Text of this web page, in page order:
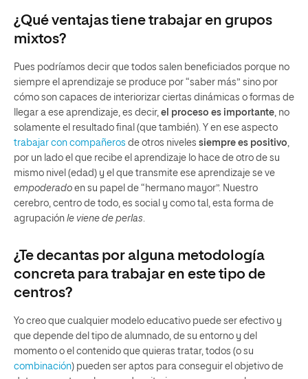
¿Qué ventajas tiene trabajar en grupos
mixtos?
Pues podríamos decir que todos salen beneficiados porque no
siempre el aprendizaje se produce por “saber más” sino por
cómo son capaces de interiorizar ciertas dinámicas o formas de
llegar a ese aprendizaje, es decir, el proceso es importante, no
solamente el resultado final (que también). Y en ese aspecto
trabajar con compañeros de otros niveles siempre es positivo,
por un lado el que recibe el aprendizaje lo hace de otro de su
mismo nivel (edad) y el que transmite ese aprendizaje se ve
empoderado en su papel de “hermano mayor”. Nuestro
cerebro, centro de todo, es social y como tal, esta forma de
agrupación le viene de perlas.
¿Te decantas por alguna metodología
concreta para trabajar en este tipo de
centros?
Yo creo que cualquier modelo educativo puede ser efectivo y
que depende del tipo de alumnado, de su entorno y del
momento o el contenido que quieras tratar, todos (o su
combinación) pueden ser aptos para conseguir el objetivo de